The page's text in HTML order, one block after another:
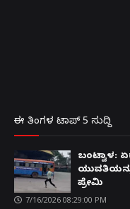
ಈ ತಿಂಗಳ ಟಾಪ್ 5 ಸುದ್ದಿ
ಬಂಟ್ವಾಳ:
ಪ್ರೇಮಿ
7/16/2026 08:29:00 PM